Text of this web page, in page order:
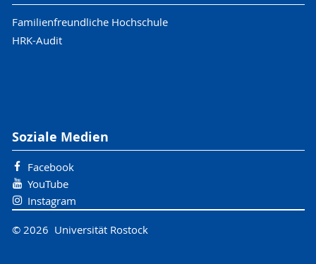
Familienfreundliche Hochschule
HRK-Audit
Soziale Medien
Facebook
YouTube
Instagram
© 2026 Universität Rostock